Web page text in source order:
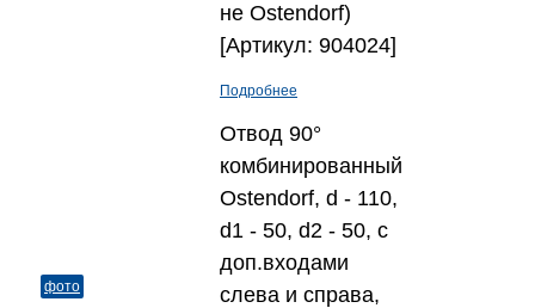
не Ostendorf)
[Артикул: 904024]
Подробнее
фото
Отвод 90°
комбинированный
Ostendorf, d - 110,
d1 - 50, d2 - 50, с
доп.входами
слева и справа,